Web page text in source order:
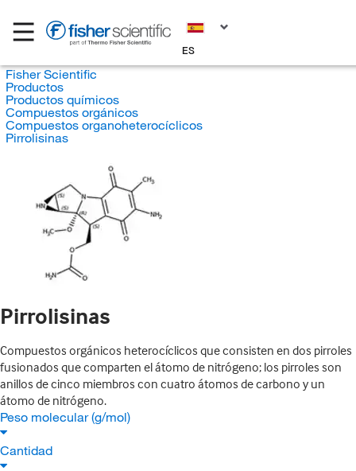
ES
Fisher Scientific
Productos
Productos químicos
Compuestos orgánicos
Compuestos organoheterocíclicos
Pirrolisinas
Pirrolisinas
Compuestos orgánicos heterocíclicos que consisten en dos pirroles
fusionados que comparten el átomo de nitrógeno; los pirroles son
anillos de cinco miembros con cuatro átomos de carbono y un
átomo de nitrógeno.
Peso molecular (g/mol)
Cantidad